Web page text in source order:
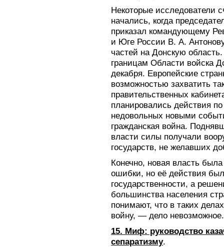
Некоторые исследователи
начались, когда
приказал командующему
и Юге России В. А.
частей на Донскую
границам Области войска
декабря. Европейские
возможностью захватить
правительственных
планировались действия
недовольных новыми
гражданская война.
власти силы получали
государств, не желавших
Конечно, новая власть
ошибки, но её действия
государственности, а
большинства населения
понимают, что в таких
войну, — дело невозможное.
15. Миф: руководство
сепаратизму.